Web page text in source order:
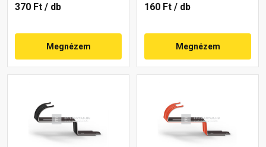
370 Ft / db
Megnézem
160 Ft / db
Megnézem